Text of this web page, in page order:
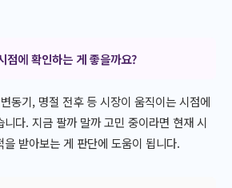
점에 확인하는 게 좋을까요?
동기, 명절 전후 등 시장이 움직이는 시점에
다. 지금 팔까 말까 고민 중이라면 현재 시
받아보는 게 판단에 도움이 됩니다.